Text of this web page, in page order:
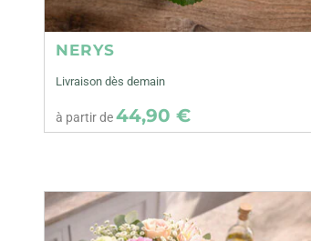
NERYS
Livraison dès demain
à partir de44,90 €